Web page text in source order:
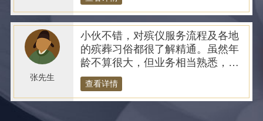
带我们省时省力，还省下了钱。
张先生
小伙不错，对殡仪服务流程及各地
的殡葬习俗都很了解精通。虽然年
龄不算很大，但业务相当熟悉，很
放心。
查看详情